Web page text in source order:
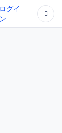
ログイ
ン